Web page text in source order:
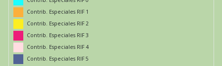
Contrib. Especiales RIF 1
Contrib. Especiales RIF 2
Contrib. Especiales RIF 3
Contrib. Especiales RIF 4
Contrib. Especiales RIF 5